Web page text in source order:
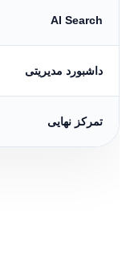
AI Search
داشبورد مدیریتی
تمرکز نهایی